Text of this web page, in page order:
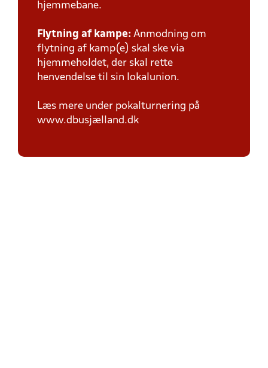
hjemmebane.
Flytning af kampe: Anmodning om
flytning af kamp(e) skal ske via
hjemmeholdet, der skal rette
henvendelse til sin lokalunion.
Læs mere under pokalturnering på
www.dbusjælland.dk